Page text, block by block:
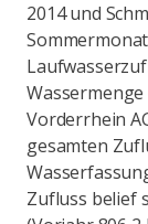
2014 und
Vorderrhein
gesamten
Zufluss belief